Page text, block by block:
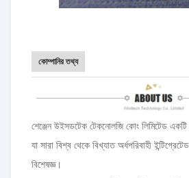
কোম্পানির তথ্য
শেঞ্জেন উইসডটেক টেকনোলজি কোং লিমিটেড
যা সারা বিশ্ব থেকে বিখ্যাত অর্ধপরিবাহী
বিশেষজ্ঞ।